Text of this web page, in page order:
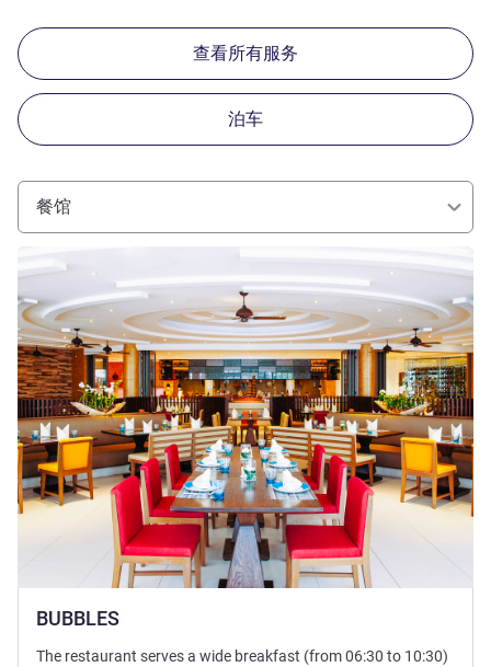
查看所有服务
泊车
餐馆
BUBBLES
The restaurant serves a wide breakfast (from 06:30 to 10:30)